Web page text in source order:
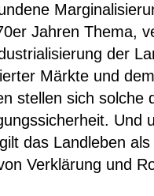
Jahren Thema,
der
Märkte und
stellen sich solche
. Und
gilt das Land leben als
Verklärung und